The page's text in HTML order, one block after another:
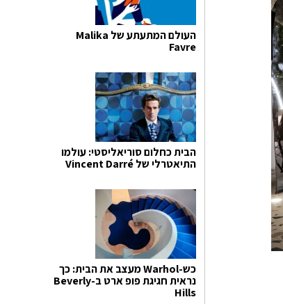
העולם המתעתע של Malika
Favre
הבית כחלום סוריאליסטי: עולמו
התיאטרלי של Vincent Darré
כש-Warhol מעצב את הבית: כך
נראית חגיגת פופ ארט ב-Beverly
Hills